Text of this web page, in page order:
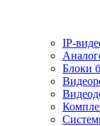
IP-
Блоки